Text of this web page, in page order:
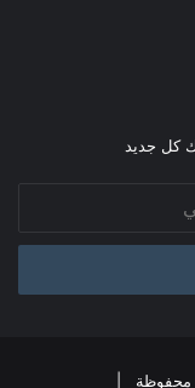
كل جديد